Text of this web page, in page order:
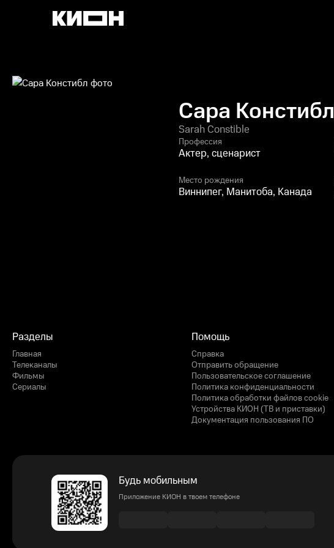
Сара Констибл
Sarah Constible
Профессия
Актер, сценарист
Место рождения
Виннипег, Манитоба, Канада
Разделы
Главная
Телеканалы
Фильмы
Сериалы
Помощь
Справка
Отправить обращение
Пользовательское соглашение
Политика конфиденциальности
Политика обработки файлов cookie
Устройства КИОН (ТВ и приставки)
Документация пользования ПО
Будь мобильным
Приложение КИОН в твоем телефоне